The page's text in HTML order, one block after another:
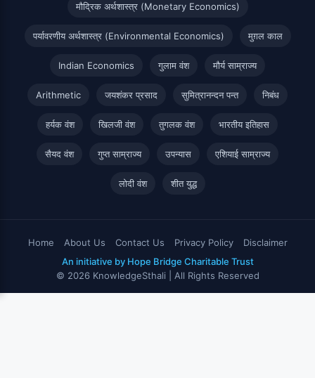
मौद्रिक अर्थशास्त्र (Monetary Economics)
पर्यावरणीय अर्थशास्त्र (Environmental Economics) मुग़ल काल
Indian Economics गुलाम वंश मौर्य साम्राज्य
Arithmetic जयशंकर प्रसाद सुमित्रानन्दन पन्त निबंध
हर्यक वंश खिलजी वंश तुगलक वंश भारतीय इतिहास
सैयद वंश गुप्त साम्राज्य उपन्यास एशियाई साम्राज्य
लोदी वंश शीत युद्ध
Home About Us Contact Us Privacy Policy
Disclaimer
An initiative by Hope Bridge Charitable Trust
© 2026 KnowledgeSthali | All Rights Reserved